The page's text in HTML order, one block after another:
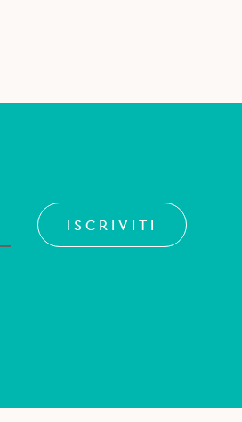
ISCRIVITI